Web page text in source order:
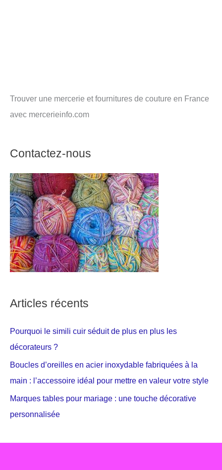
Trouver une mercerie et fournitures de couture en France
avec mercerieinfo.com
Contactez-nous
Articles récents
Pourquoi le simili cuir séduit de plus en plus les
décorateurs ?
Boucles d’oreilles en acier inoxydable fabriquées à la
main : l’accessoire idéal pour mettre en valeur votre style
Marques tables pour mariage : une touche décorative
personnalisée